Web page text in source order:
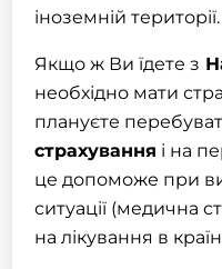
іноземній території.
Якщо ж Ви їдете з
необхідно мати
плануєте
страхування і на
це допоможе при
ситуації (медична
на лікування в